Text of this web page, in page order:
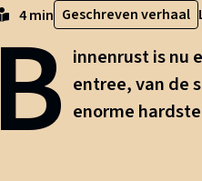
4 min Geschreven verhaal
B innenrust is nu
entree, van de
enorme